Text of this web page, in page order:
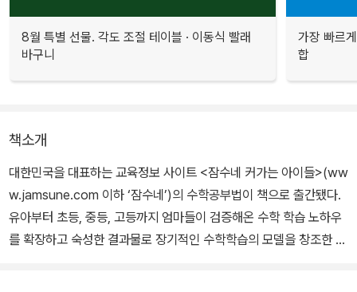
8월 특별 선물. 각도 조절 테이블 · 이동식 빨래
바구니
가장 빠르
합
책소개
대한민국을 대표하는 교육정보 사이트 <잠수네 커가는 아이들>(ww
w.jamsune.com 이하 ‘잠수네’)의 수학공부법이 책으로 출간됐다.
유아부터 초등, 중등, 고등까지 엄마들이 검증해온 수학 학습 노하우
를 확장하고 숙성한 결과물로 장기적인 수학학습의 모델을 창조한 또